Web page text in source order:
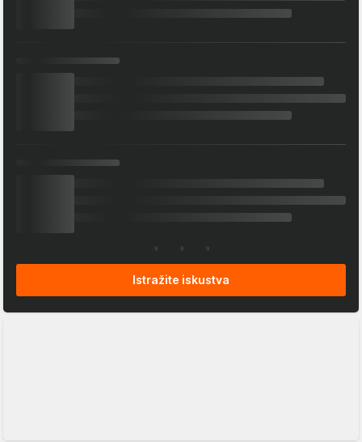
Istražite iskustva